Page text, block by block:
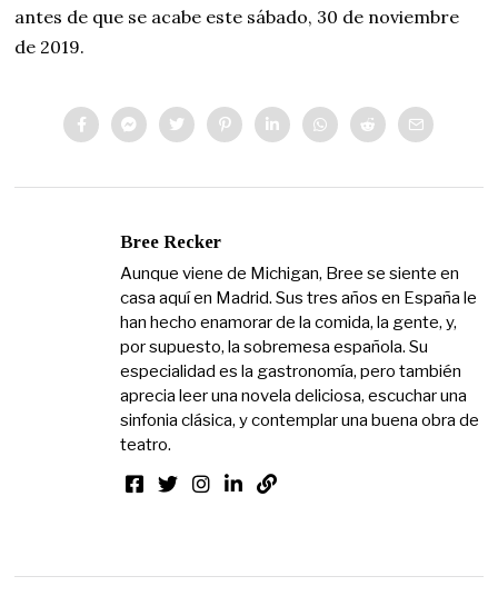
antes de que se acabe este sábado, 30 de noviembre
de 2019.
Bree Recker
Aunque viene de Michigan, Bree se siente en
casa aquí en Madrid. Sus tres años en España le
han hecho enamorar de la comida, la gente, y,
por supuesto, la sobremesa española. Su
especialidad es la gastronomía, pero también
aprecia leer una novela deliciosa, escuchar una
sinfonia clásica, y contemplar una buena obra de
teatro.